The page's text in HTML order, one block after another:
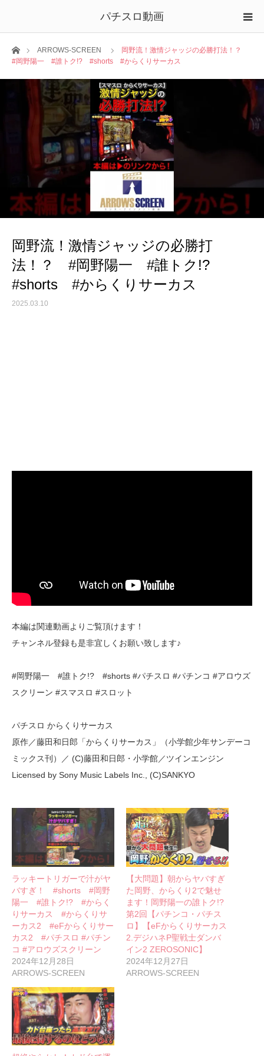
パチスロ動画
ホームARROWS-SCREEN
岡野流！激情ジャッジの必勝打法！？
#岡野陽一 #誰トク!? #shorts #からくりサーカス
岡野流！激情ジャッジの必勝打
法！？ #岡野陽一 #誰トク!?
#shorts #からくりサーカス
2025.03.10
本編は関連動画よりご覧頂けます！
チャンネル登録も是非宜しくお願い致します♪
#岡野陽一 #誰トク!? #shorts #パチスロ #パチンコ #アロウズ
スクリーン #スマスロ #スロット
パチスロ からくりサーカス
原作／藤田和日郎「からくりサーカス」（小学館少年サンデーコ
ミックス刊）／ (C)藤田和日郎・小学館／ツインエンジン
Licensed by Sony Music Labels Inc., (C)SANKYO
ラッキートリガーで汁がヤ
バすぎ！ #shorts #岡野
陽一 #誰トク!? #からく
りサーカス #からくりサ
ーカス2 #eFからくりサー
カス2 #パチスロ #パチン
コ #アロウズスクリーン
2024年12月28日
ARROWS-SCREEN
【大問題】朝からヤバすぎ
た岡野、からくり2で魅せ
ます！岡野陽一の誰トク!?
第2回【パチンコ・パチス
ロ】【eFからくりサーカス
2.デジハネP聖戦士ダンバ
イン2 ZEROSONIC】
2024年12月27日
ARROWS-SCREEN